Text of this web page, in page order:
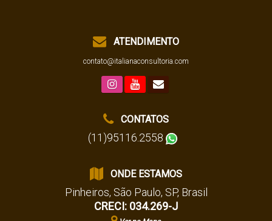
ATENDIMENTO
contato@italianaconsultoria.com
CONTATOS
(11)95116.2558
ONDE ESTAMOS
Pinheiros, São Paulo, SP, Brasil
CRECI: 034.269-J